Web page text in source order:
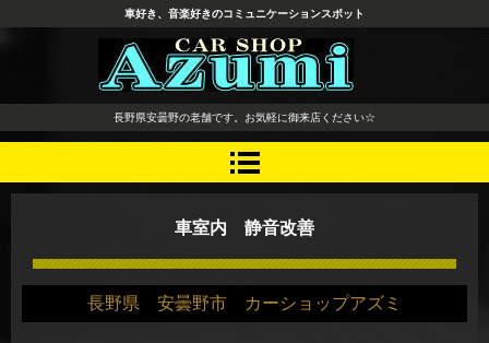
長野県 安曇野市 タイヤ ホ
イール デッドニング カーオ
ーディオ レカロシート
車好き、音楽好きのコミュニケーションスポット
長野県安曇野の老舗です。お気軽に御来店ください☆
車室内 静音改善
長野県 安曇野市 カーショップアズミ